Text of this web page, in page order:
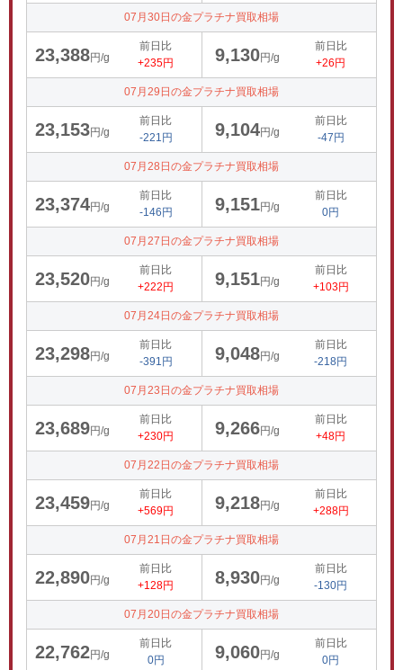
07月30日の金プラチナ買取相場
23,388円/g
前日比
+235円
9,130円/g
前日比
+26円
07月29日の金プラチナ買取相場
23,153円/g
前日比
-221円
9,104円/g
前日比
-47円
07月28日の金プラチナ買取相場
23,374円/g
前日比
-146円
9,151円/g
前日比
0円
07月27日の金プラチナ買取相場
23,520円/g
前日比
+222円
9,151円/g
前日比
+103円
07月24日の金プラチナ買取相場
23,298円/g
前日比
-391円
9,048円/g
前日比
-218円
07月23日の金プラチナ買取相場
23,689円/g
前日比
+230円
9,266円/g
前日比
+48円
07月22日の金プラチナ買取相場
23,459円/g
前日比
+569円
9,218円/g
前日比
+288円
07月21日の金プラチナ買取相場
22,890円/g
前日比
+128円
8,930円/g
前日比
-130円
07月20日の金プラチナ買取相場
22,762円/g
前日比
0円
9,060円/g
前日比
0円